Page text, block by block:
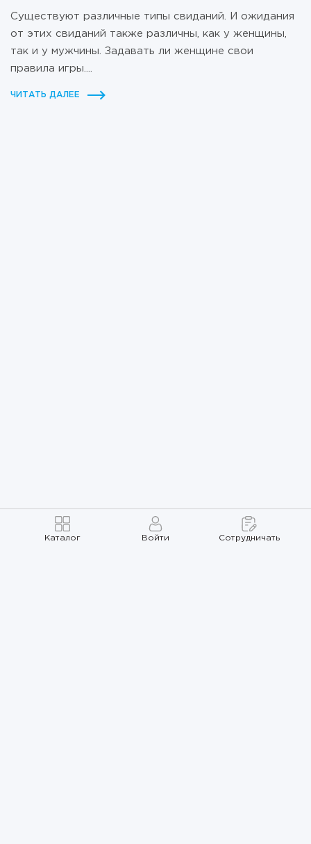
Каталог Войти Сотрудничать
Существуют различные типы свиданий. И ожидания
от этих свиданий также различны, как у женщины,
так и у мужчины. Задавать ли женщине свои
правила игры....
ЧИТАТЬ ДАЛЕЕ